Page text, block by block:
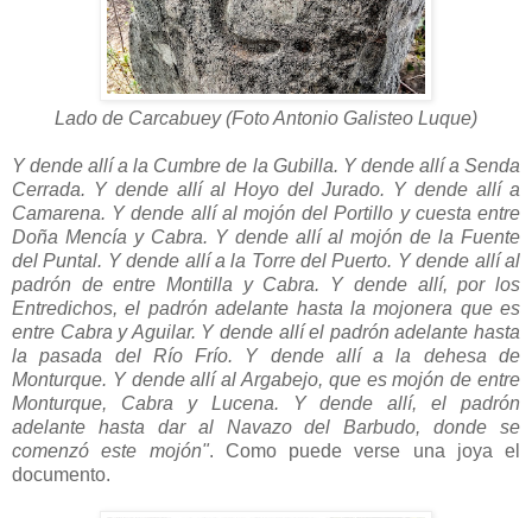
Lado de Carcabuey (Foto Antonio Galisteo Luque)
Y dende allí a la Cumbre de la Gubilla. Y dende allí a Senda
Cerrada. Y dende allí al Hoyo del Jurado. Y dende allí a
Camarena. Y dende allí al mojón del Portillo y cuesta entre
Doña Mencía y Cabra. Y dende allí al mojón de la Fuente
del Puntal. Y dende allí a la Torre del Puerto. Y dende allí al
padrón de entre Montilla y Cabra. Y dende allí, por los
Entredichos, el padrón adelante hasta la mojonera que es
entre Cabra y Aguilar. Y dende allí el padrón adelante hasta
la pasada del Río Frío. Y dende allí a la dehesa de
Monturque. Y dende allí al Argabejo, que es mojón de entre
Monturque, Cabra y Lucena. Y dende allí, el padrón
adelante hasta dar al Navazo del Barbudo, donde se
comenzó este mojón". Como puede verse una joya el
documento.